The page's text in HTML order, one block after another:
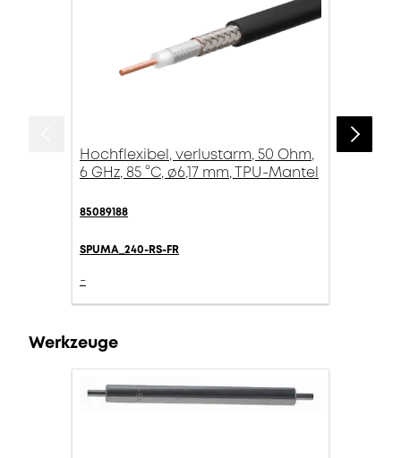
Hochflexibel, verlustarm, 50 Ohm,
6 GHz, 85 °C, ø6,17 mm, TPU-Mantel
85089188
SPUMA_240-RS-FR
-
Werkzeuge